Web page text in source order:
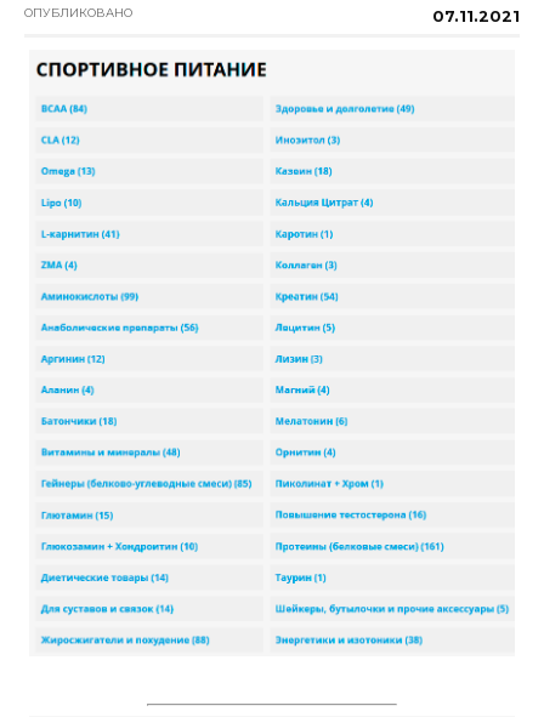
ОПУБЛИКОВАНО 07.11.2021